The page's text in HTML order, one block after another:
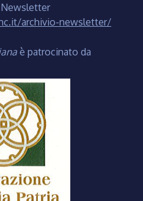
archivio-newsletter/
è patrocinato da